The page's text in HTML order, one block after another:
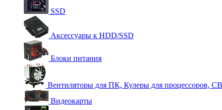
SSD
Аксессуары к HDD/SSD
Блоки питания
Вентиляторы для ПК, Кулеры для процессоров,
Видеокарты